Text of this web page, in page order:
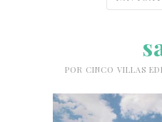
POR CINCO VILLAS